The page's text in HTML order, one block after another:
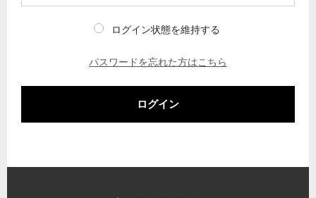
ログイン状態を維持する
パスワードを忘れた方はこちら
ログイン